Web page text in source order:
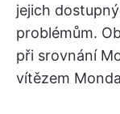
jejich
problémům.
při srovnání
vítězem